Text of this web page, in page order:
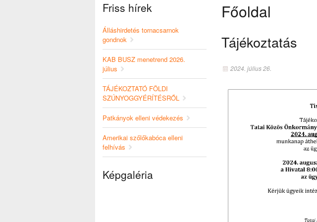
Friss hírek
Álláshirdetés tornacsarnok
gondnok
KAB BUSZ menetrend 2026.
július
TÁJÉKOZTATÓ FÖLDI
SZÚNYOGGYÉRÍTÉSRŐL
Patkányok elleni védekezés
Amerikai szőlőkabóca elleni
felhívás
Képgaléria
Főoldal
Tájékoztatás
2024. július 26.